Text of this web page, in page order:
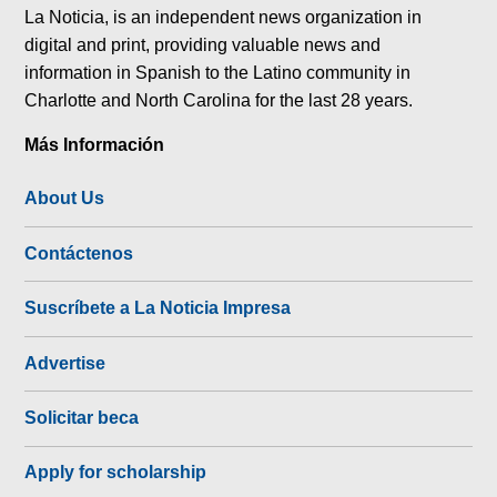
La Noticia, is an independent news organization in
digital and print, providing valuable news and
information in Spanish to the Latino community in
Charlotte and North Carolina for the last 28 years.
Más Información
About Us
Contáctenos
Suscríbete a La Noticia Impresa
Advertise
Solicitar beca
Apply for scholarship